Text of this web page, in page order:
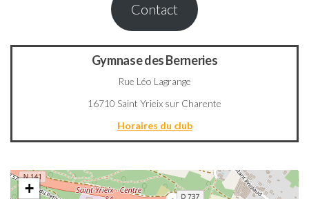
Contact
Gymnase des Berneries
Rue Léo Lagrange
16710 Saint Yrieix sur Charente
Horaires du club
+